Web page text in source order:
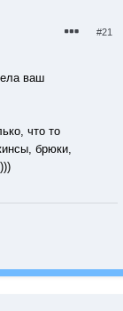
#21
ваш
что то
брюки,